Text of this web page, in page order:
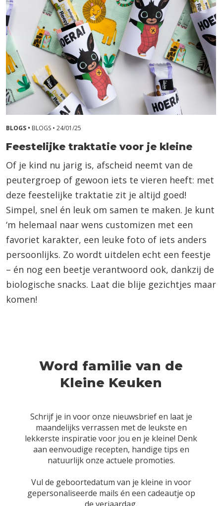
BLOGS • BLOGS • 24/01/25
Feestelijke traktatie voor je kleine
Of je kind nu jarig is, afscheid neemt van de
peutergroep of gewoon iets te vieren heeft: met
deze feestelijke traktatie zit je altijd goed!
Simpel, snel én leuk om samen te maken. Je kunt
‘m helemaal naar wens customizen met een
favoriet karakter, een leuke foto of iets anders
persoonlijks. Zo wordt uitdelen echt een feestje
– én nog een beetje verantwoord ook, dankzij de
biologische snacks. Laat die blije gezichtjes maar
komen!
Word familie van de
Kleine Keuken
Schrijf je in voor onze nieuwsbrief en laat je
maandelijks verrassen met de leukste en
lekkerste inspiratie voor jou en je kleine! Denk
aan eenvoudige recepten, handige tips en
natuurlijk onze actuele promoties.
Vul de geboortedatum van je kleine in voor
gepersonaliseerde mails én een cadeautje op